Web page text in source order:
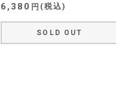
6,380 税込
SOLD OUT